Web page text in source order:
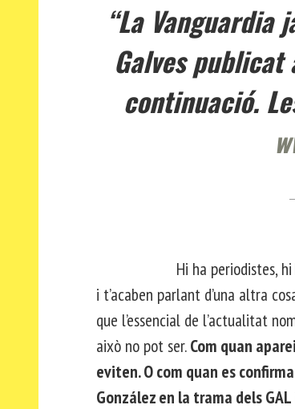
“La Vanguardia
Galves publicat
continuació.
Hi ha periodistes, hi ha
i t’acaben parlant d’una altra
que l’essencial de l’actualitat
això no pot ser.Com quan
eviten. O com quan es
González en la trama dels